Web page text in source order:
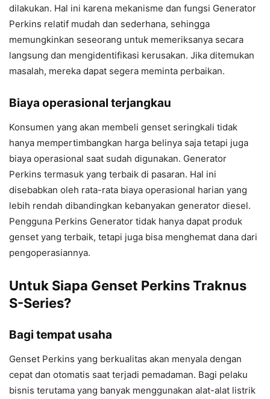
dilakukan. Hal ini karena mekanisme dan fungsi Generator
Perkins relatif mudah dan sederhana, sehingga
memungkinkan seseorang untuk memeriksanya secara
langsung dan mengidentifikasi kerusakan. Jika ditemukan
masalah, mereka dapat segera meminta perbaikan.
Biaya operasional terjangkau
Konsumen yang akan membeli genset seringkali tidak
hanya mempertimbangkan harga belinya saja tetapi juga
biaya operasional saat sudah digunakan. Generator
Perkins termasuk yang terbaik di pasaran. Hal ini
disebabkan oleh rata-rata biaya operasional harian yang
lebih rendah dibandingkan kebanyakan generator diesel.
Pengguna Perkins Generator tidak hanya dapat produk
genset yang terbaik, tetapi juga bisa menghemat dana dari
pengoperasiannya.
Untuk Siapa Genset Perkins Traknus
S-Series?
Bagi tempat usaha
Genset Perkins yang berkualitas akan menyala dengan
cepat dan otomatis saat terjadi pemadaman. Bagi pelaku
bisnis terutama yang banyak menggunakan alat-alat listrik